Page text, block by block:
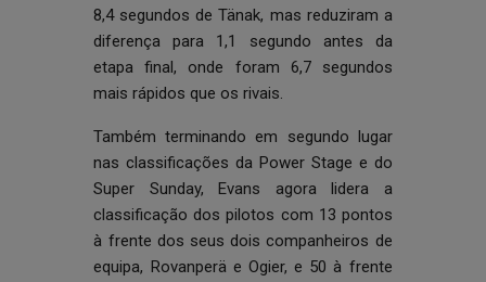
8,4 segundos de Tänak, mas reduziram a
diferença para 1,1 segundo antes da
etapa final, onde foram 6,7 segundos
mais rápidos que os rivais.
Também terminando em segundo lugar
nas classificações da Power Stage e do
Super Sunday, Evans agora lidera a
classificação dos pilotos com 13 pontos
à frente dos seus dois companheiros de
equipa, Rovanperä e Ogier, e 50 à frente